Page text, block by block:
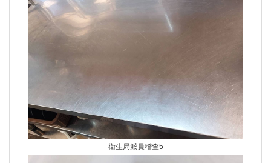
衛生局派員稽查5